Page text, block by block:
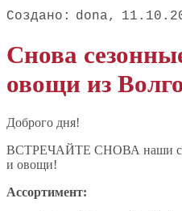
dona
Снова
овощи из
Доброго дня!
ВСТРЕЧАЙТЕ СНОВА наши
и овощи!
Ассортимент: